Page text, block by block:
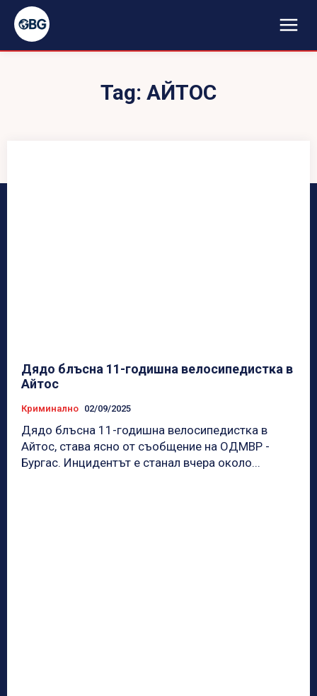
Tag: АЙТОС
Дядо блъсна 11-годишна велосипедистка в
Айтос
Криминално 02/09/2025
Дядо блъсна 11-годишна велосипедистка в
Айтос, става ясно от съобщение на ОДМВР -
Бургас. Инцидентът е станал вчера около...